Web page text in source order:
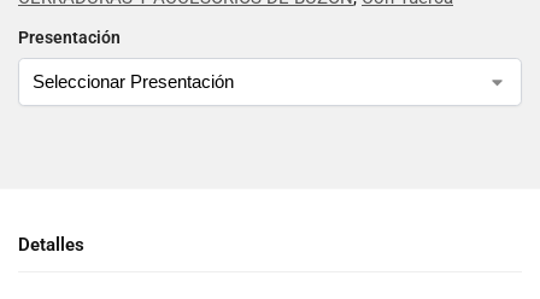
Presentación
Detalles